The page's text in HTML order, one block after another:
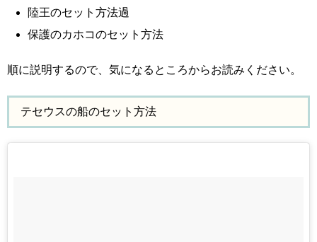
陸王のセット方法過
保護のカホコのセット方法
順に説明するので、気になるところからお読みください。
テセウスの船のセット方法